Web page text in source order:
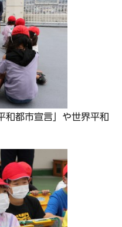
和都市宣言」や世界平和